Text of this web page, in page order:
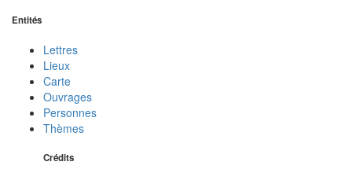
Entités
Lettres
Lieux
Carte
Ouvrages
Personnes
Thèmes
Crédits